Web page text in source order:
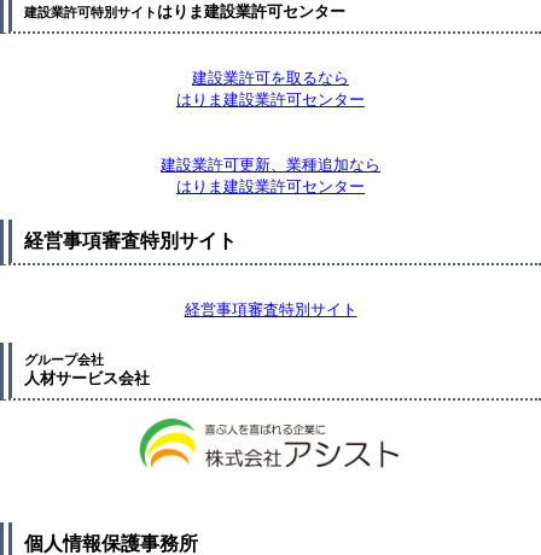
建設業許可特別サイト はりま建設業許可センター
建設業許可を取るなら
はりま建設業許可センター
建設業許可更新、業種追加なら
はりま建設業許可センター
経営事項審査特別サイト
経営事項審査特別サイト
グループ会社
人材サービス会社
個人情報保護事務所